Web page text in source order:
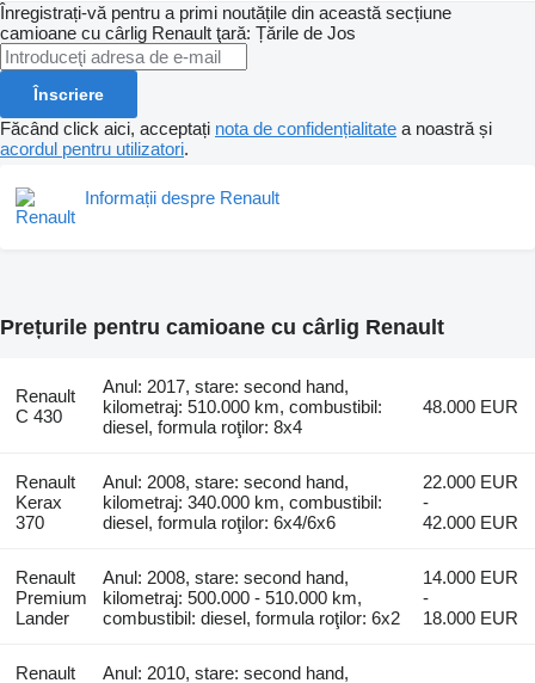
Înregistrați-vă pentru a primi noutățile din această secțiune
camioane cu cârlig Renault ţară: Țările de Jos
Înscriere
Făcând click aici, acceptați nota de confidențialitate a noastră și
acordul pentru utilizatori.
Informații despre Renault
Prețurile pentru camioane cu cârlig Renault
Renault
C 430
Anul: 2017, stare: second hand,
kilometraj: 510.000 km, combustibil:
diesel, formula roţilor: 8x4
48.000 EUR
Renault
Kerax
370
Anul: 2008, stare: second hand,
kilometraj: 340.000 km, combustibil:
diesel, formula roţilor: 6x4/6x6
22.000 EUR
-
42.000 EUR
Renault
Premium
Lander
Anul: 2008, stare: second hand,
kilometraj: 500.000 - 510.000 km,
combustibil: diesel, formula roţilor: 6x2
14.000 EUR
-
18.000 EUR
Renault
Anul: 2010, stare: second hand,